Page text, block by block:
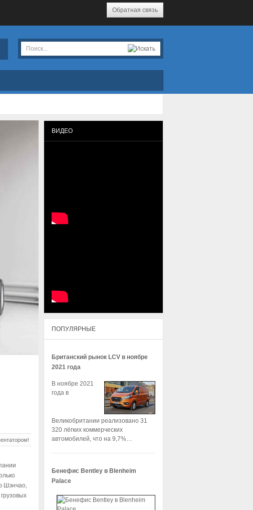
Обратная связь
Шэнчао,
ВИДЕО
ПОПУЛЯРНЫЕ
Британский рынок LCV в ноябре
2021 года
В ноябре 2021
года в
Великобритании реализовано 31
320 лёгких коммерческих
автомобилей, что на 9,7%…
Бенефис Bentley в Blenheim
Palace